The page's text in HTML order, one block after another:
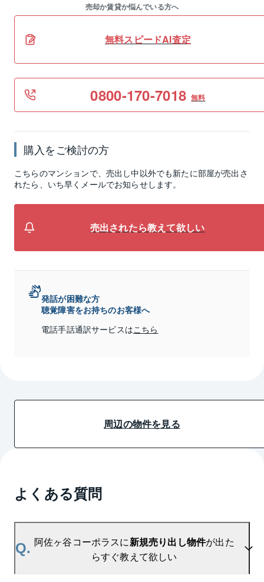
売却か賃貸か悩んでいる方へ
無料スピードAI査定
0800-170-7018 無料
購入をご検討の方
こちらのマンションで、売出し中以外でも新たに部屋が売出さ
れたら、いち早くメールでお知らせします。
売出されたら教えて欲しい
発話が困難な方
聴覚障害をお持ちのお客様へ
電話手話通訳サービスはこちら
周辺の物件を見る
よくある質問
Q. 阿佐ヶ谷コーポラスに 新規売り出し物件が出た
らすぐ教えて欲しい